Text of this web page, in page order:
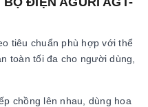
tiêu chuẩn phù hợp với thể
toàn tối đa cho người dùng,
chồng lên nhau, dùng hoa